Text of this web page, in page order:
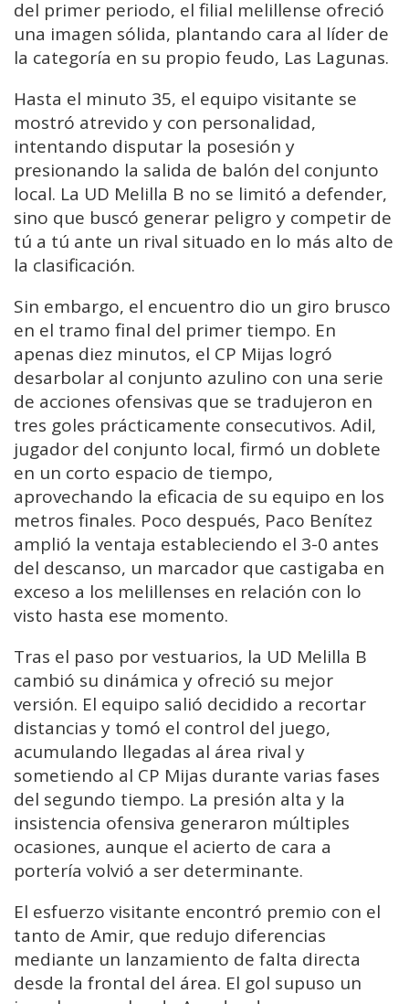
del primer periodo, el filial melillense ofreció
una imagen sólida, plantando cara al líder de
la categoría en su propio feudo, Las Lagunas.
Hasta el minuto 35, el equipo visitante se
mostró atrevido y con personalidad,
intentando disputar la posesión y
presionando la salida de balón del conjunto
local. La UD Melilla B no se limitó a defender,
sino que buscó generar peligro y competir de
tú a tú ante un rival situado en lo más alto de
la clasificación.
Sin embargo, el encuentro dio un giro brusco
en el tramo final del primer tiempo. En
apenas diez minutos, el CP Mijas logró
desarbolar al conjunto azulino con una serie
de acciones ofensivas que se tradujeron en
tres goles prácticamente consecutivos. Adil,
jugador del conjunto local, firmó un doblete
en un corto espacio de tiempo,
aprovechando la eficacia de su equipo en los
metros finales. Poco después, Paco Benítez
amplió la ventaja estableciendo el 3-0 antes
del descanso, un marcador que castigaba en
exceso a los melillenses en relación con lo
visto hasta ese momento.
Tras el paso por vestuarios, la UD Melilla B
cambió su dinámica y ofreció su mejor
versión. El equipo salió decidido a recortar
distancias y tomó el control del juego,
acumulando llegadas al área rival y
sometiendo al CP Mijas durante varias fases
del segundo tiempo. La presión alta y la
insistencia ofensiva generaron múltiples
ocasiones, aunque el acierto de cara a
portería volvió a ser determinante.
El esfuerzo visitante encontró premio con el
tanto de Amir, que redujo diferencias
mediante un lanzamiento de falta directa
desde la frontal del área. El gol supuso un